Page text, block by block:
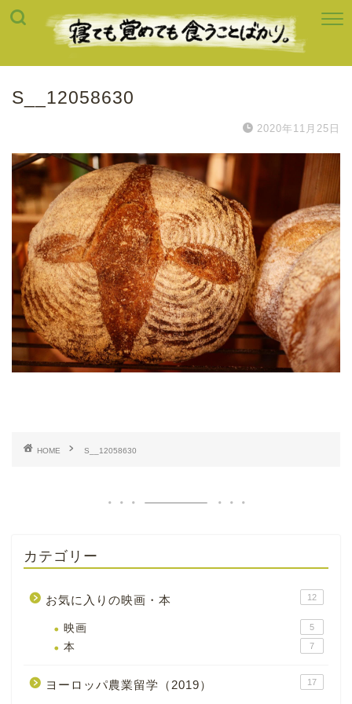
S__12058630
2020年11月25日
HOME S__12058630
カテゴリー
お気に入りの映画・本 12
映画 5
本 7
ヨーロッパ農業留学（2019） 17